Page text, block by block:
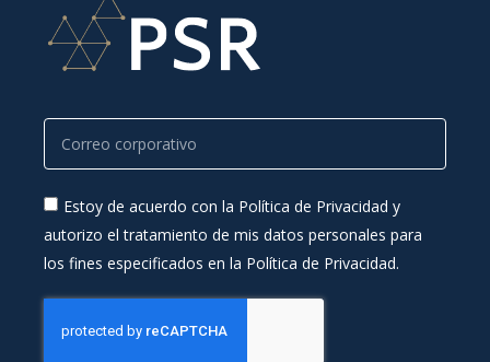
Estoy de acuerdo con la Política de Privacidad y
autorizo el tratamiento de mis datos personales para
los fines especificados en la Política de Privacidad.